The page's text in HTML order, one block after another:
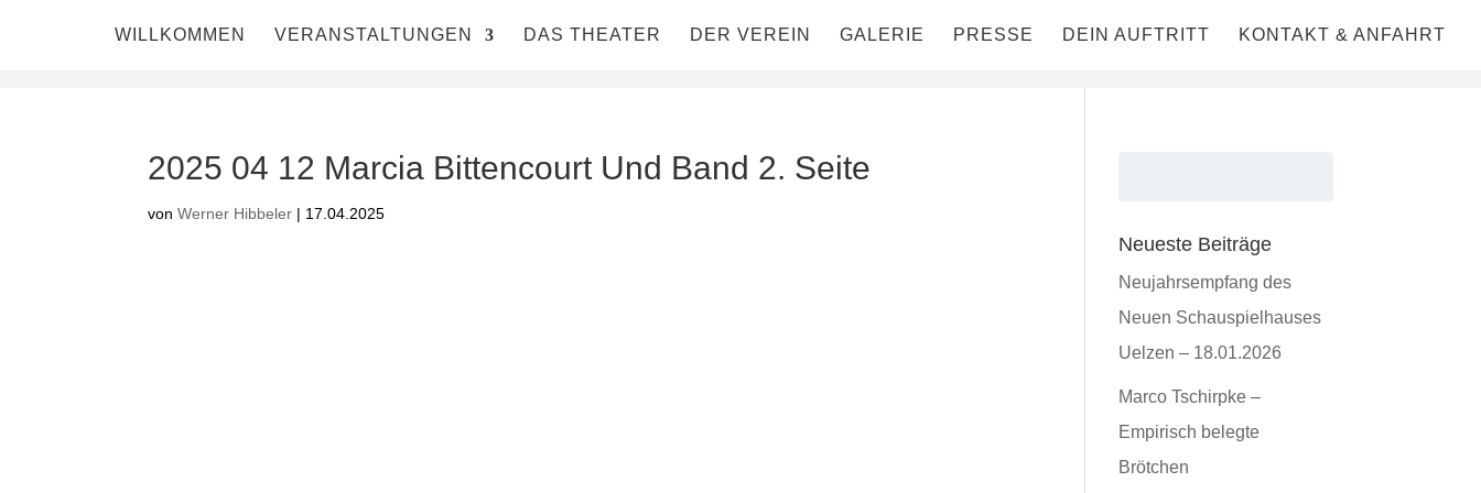
WILLKOMMEN VERANSTALTUNGEN DAS THEATER DER VEREIN GALERIE PRESSE DEIN AUFTRITT KONTAKT & ANFAHRT
2025 04 12 Marcia Bittencourt Und Band 2. Seite
vonWerner Hibbeler | 17.04.2025
Neueste Beiträge
Neujahrsempfang des
Neuen Schauspielhauses
Uelzen – 18.01.2026
Marco Tschirpke –
Empirisch belegte
Brötchen